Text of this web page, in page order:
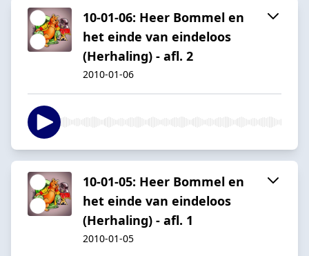
10-01-06: Heer Bommel en
het einde van eindeloos
(Herhaling) - afl. 2
2010-01-06
10-01-05: Heer Bommel en
het einde van eindeloos
(Herhaling) - afl. 1
2010-01-05